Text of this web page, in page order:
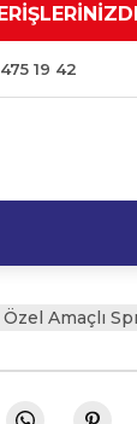
19 42
Özel Amaçlı